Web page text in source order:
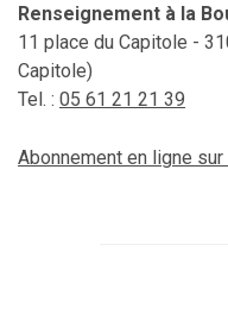
Renseignement à la
11 place du Capitole -
Capitole)
Tel. : 05 61 21 21 39
Abonnement en ligne